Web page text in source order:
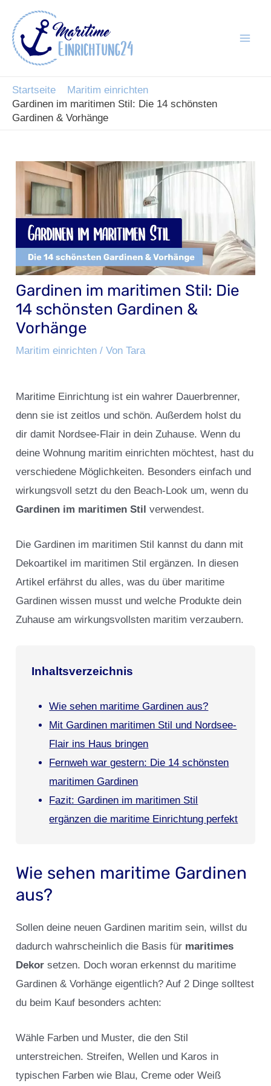
Inhalt
springen
Startseite
Maritim einrichten
Gardinen im maritimen Stil: Die 14 schönsten
Gardinen & Vorhänge
Gardinen im maritimen Stil: Die
14 schönsten Gardinen &
Vorhänge
Maritim einrichten / VonTara
Maritime Einrichtung ist ein wahrer Dauerbrenner,
denn sie ist zeitlos und schön. Außerdem holst du
dir damit Nordsee-Flair in dein Zuhause. Wenn du
deine Wohnung maritim einrichten möchtest, hast du
verschiedene Möglichkeiten. Besonders einfach und
wirkungsvoll setzt du den Beach-Look um, wenn du
Gardinen im maritimen Stil verwendest.
Die Gardinen im maritimen Stil kannst du dann mit
Dekoartikel im maritimen Stil ergänzen. In diesen
Artikel erfährst du alles, was du über maritime
Gardinen wissen musst und welche Produkte dein
Zuhause am wirkungsvollsten maritim verzaubern.
Inhaltsverzeichnis
Wie sehen maritime Gardinen aus?
Mit Gardinen maritimen Stil und Nordsee-
Flair ins Haus bringen
Fernweh war gestern: Die 14 schönsten
maritimen Gardinen
Fazit: Gardinen im maritimen Stil
ergänzen die maritime Einrichtung perfekt
Wie sehen maritime Gardinen
aus?
Sollen deine neuen Gardinen maritim sein, willst du
dadurch wahrscheinlich die Basis für maritimes
Dekorsetzen. Doch woran erkennst du maritime
Gardinen & Vorhänge eigentlich? Auf 2 Dinge solltest
du beim Kauf besonders achten:
Wähle Farben und Muster, die den Stil
unterstreichen. Streifen, Wellen und Karos in
typischen Farben wie Blau, Creme oder Weiß